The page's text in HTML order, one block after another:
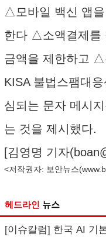
△모바일 백신 앱
한다 △소액결제를
금액을 제한하고
KISA 불법스팸대
심되는 문자 메시
는 것을 제시했다.
[김영명 기자(
<저작권자: 보안뉴스(
헤드라인 뉴스
[이슈칼럼] 한국 AI 기